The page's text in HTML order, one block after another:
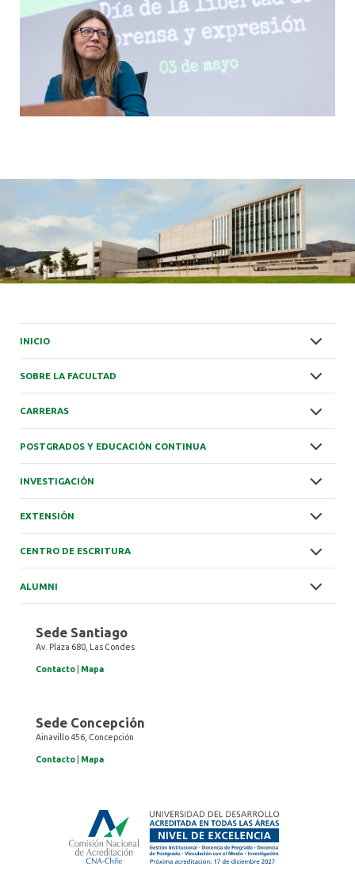
INICIO
SOBRE LA FACULTAD
CARRERAS
POSTGRADOS Y EDUCACIÓN CONTINUA
INVESTIGACIÓN
EXTENSIÓN
CENTRO DE ESCRITURA
ALUMNI
Sede Santiago
Av. Plaza 680, Las Condes
Contacto Mapa
Sede Concepción
Ainavillo 456, Concepción
Contacto Mapa